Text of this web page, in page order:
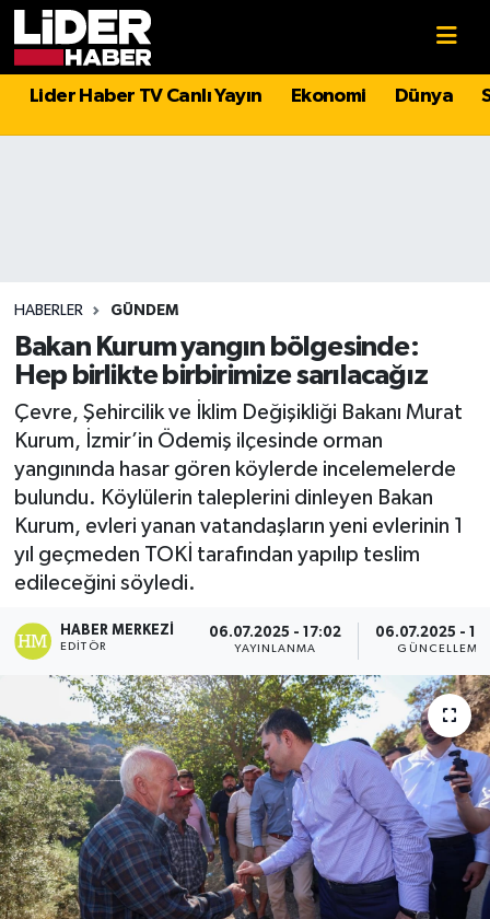
Lider Haber TV Canlı Yayın Ekonomi Dünya
HABERLER GÜNDEM
Bakan Kurum yangın bölgesinde:
Hep birlikte birbirimize sarılacağız
Çevre, Şehircilik ve İklim Değişikliği Bakanı Murat
Kurum, İzmir’in Ödemiş ilçesinde orman
yangınında hasar gören köylerde incelemelerde
bulundu. Köylülerin taleplerini dinleyen Bakan
Kurum, evleri yanan vatandaşların yeni evlerinin 1
yıl geçmeden TOKİ tarafından yapılıp teslim
edileceğini söyledi.
HABER MERKEZI
EDITÖR
06.07.2025 - 17:02
YAYINLANMA
06.07.2025 -
GÜNCELLEME
Politika
Magazin
Spor
Sağlık
Teknoloji
Turizm
Kültür - Sanat
Lider Haber TV Canlı Yayın izle
Hava Durumu
Süper Lig Puan Durumu ve Fikstür
Tüm Manşetler
Son Dakika Haberleri
Haber Arşivi